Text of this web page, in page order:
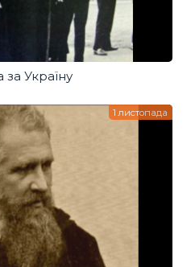
Україну
1 листопада